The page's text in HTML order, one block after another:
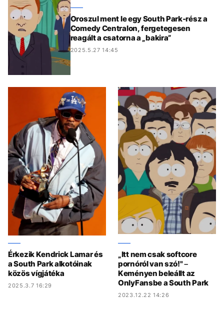
Oroszul ment le egy South Park-rész a
Comedy Centralon, fergetegesen
reagált a csatorna a „bakira”
2025.5.27 14:45
Érkezik Kendrick Lamar és
a South Park alkotóinak
közös vígjátéka
2025.3.7 16:29
„Itt nem csak softcore
pornóról van szó!" –
Keményen beleállt az
OnlyFansbe a South Park
2023.12.22 14:26